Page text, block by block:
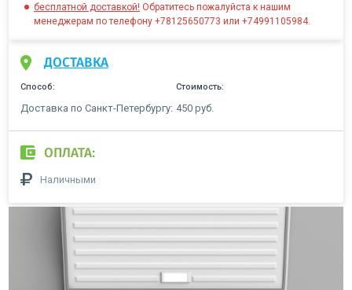
бесплатной доставкой! Обратитесь пожалуйста к нашим
менеджерам по телефону +78125650773 или +74991105984.
ДОСТАВКА
Способ: Стоимость:
Доставка по Санкт-Петербургу: 450 руб.
ОПЛАТА:
Наличными